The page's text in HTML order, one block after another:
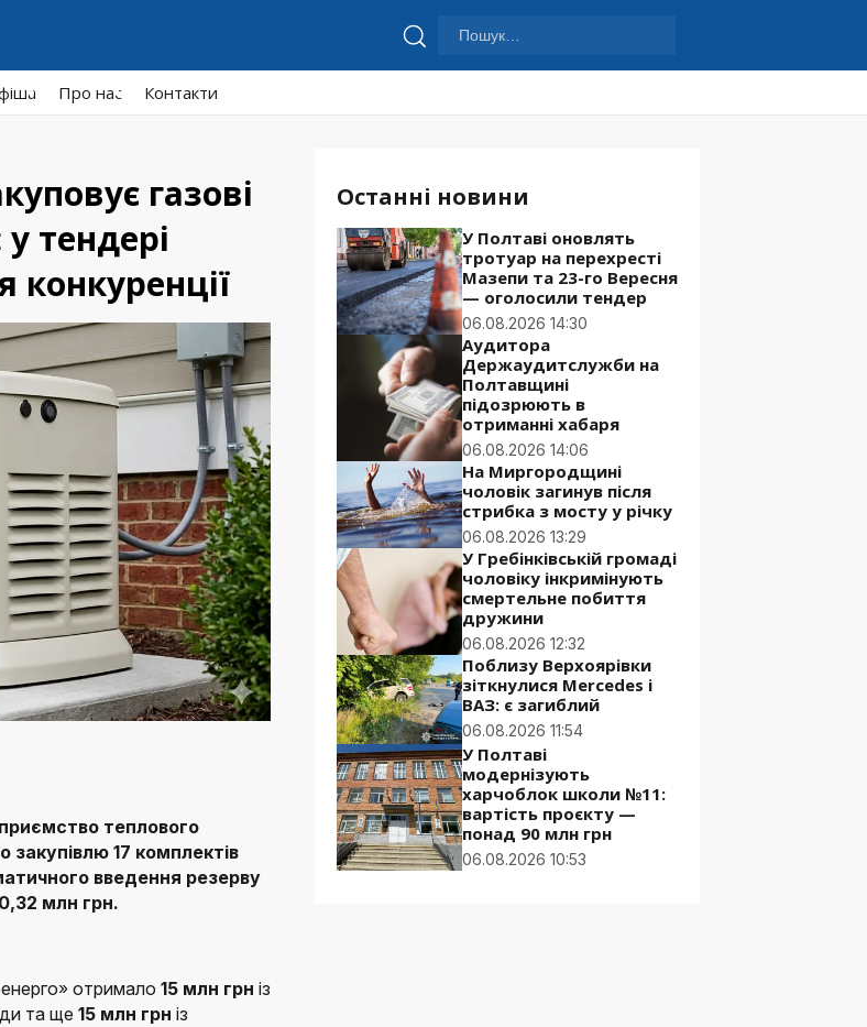
Пошук:
Про нас Контакти
газові
тендері
теплового
17 комплектів
введення резерву
млн грн.
отримало 15 млн грн із
та ще 15 млн грн із
Останні новини
У Полтаві оновлять
тротуар на перехресті
Мазепи та 23-го Вересня
— оголосили тендер
06.08.2026 14:30
Аудитора
Держаудитслужби на
Полтавщині
підозрюють в
отриманні хабаря
06.08.2026 14:06
На Миргородщині
чоловік загинув після
стрибка з мосту у річку
06.08.2026 13:29
У Гребінківській громаді
чоловіку інкримінують
смертельне побиття
дружини
06.08.2026 12:32
Поблизу Верхоярівки
зіткнулися Mercedes і
ВАЗ: є загиблий
06.08.2026 11:54
У Полтаві
модернізують
харчоблок школи №11:
вартість проєкту —
понад 90 млн грн
06.08.2026 10:53